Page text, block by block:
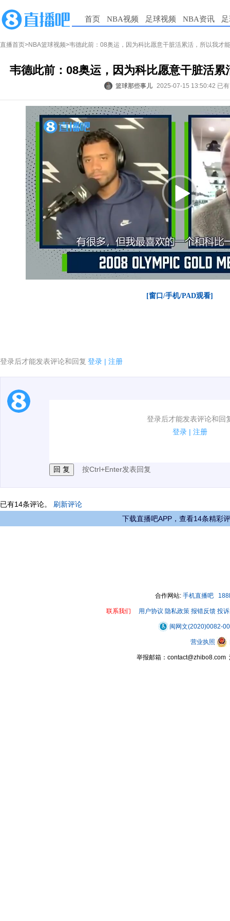
首页 NBA视频 足球视频 NBA资讯
直播首页>NBA篮球视频>韦德此前：08奥运，因为科比愿意干脏活累活，所以我才
韦德此前：08奥运，因为科比愿意干脏活
篮球那些事儿 2025-07-15 13:50:42 已
[窗口/手机/PAD观看]
登录后才能发表评论和回复 登录 | 注册
登录后才能发表评论和回
登录 | 注册
1.电脑端新用户可以发表评论了！
按Ctrl+Enter发表回复
已有14条评论。 刷新评论
下载直播吧APP，查看14条精彩
合作网站: 手机直播吧
联系我们 用户协议 隐私政策 报错反馈 投
闽网文(2020)0082-
营业执照
举报邮箱：